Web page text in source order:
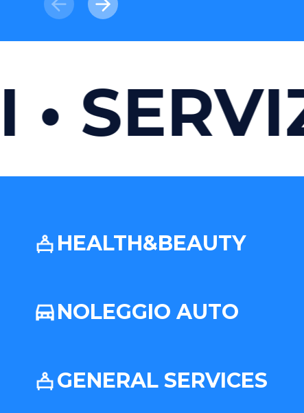
SERVIZI
HEALTH&BEAUTY
NOLEGGIO AUTO
GENERAL SERVICES